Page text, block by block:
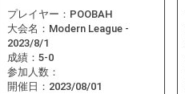
プレイヤー： POOBAH
大会名： Modern League -
2023/8/1
成績： 5-0
参加人数：
開催日： 2023/08/01